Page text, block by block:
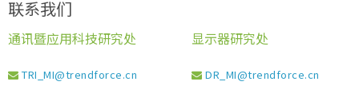
联系我们
通讯暨应用科技研究处
TRI_MI@trendforce.cn
显示器研究处
DR_MI@trendforce.cn